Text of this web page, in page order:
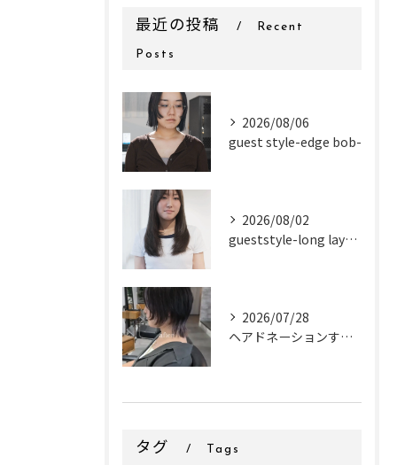
最近の投稿 Recent
Posts
2026/08/06
guest style-edge bob-
2026/08/02
gueststyle-long layer-
2026/07/28
ヘアドネーションするお客様✂
タグ Tags